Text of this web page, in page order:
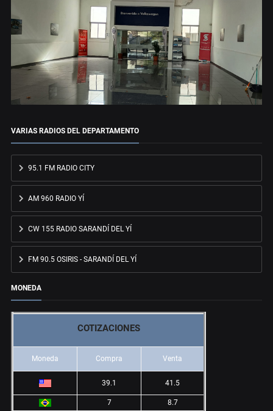
VARIAS RADIOS DEL DEPARTAMENTO
95.1 FM RADIO CITY
AM 960 RADIO YÍ
CW 155 RADIO SARANDÍ DEL YÍ
FM 90.5 OSIRIS - SARANDÍ DEL YÍ
MONEDA
COTIZACIONES
Moneda Compra Venta
39.1 41.5
7 8.7